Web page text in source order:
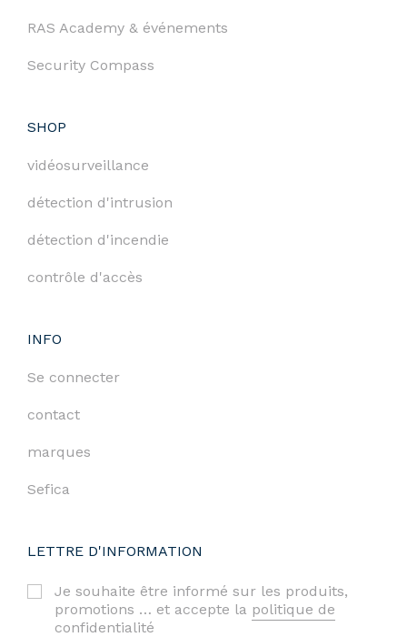
RAS Academy & événements
Security Compass
SHOP
vidéosurveillance
détection d'intrusion
détection d'incendie
contrôle d'accès
INFO
Se connecter
contact
marques
Sefica
LETTRE D'INFORMATION
Je souhaite être informé sur les produits,
promotions … et accepte la politique de
confidentialité